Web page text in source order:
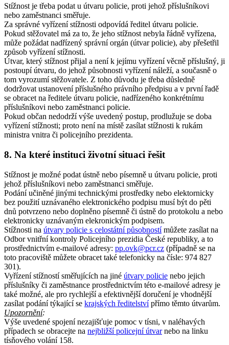
Stížnost je třeba podat u útvaru policie, proti jehož příslušníkovi
nebo zaměstnanci směřuje.
Za správné vyřízení stížnosti odpovídá ředitel útvaru policie.
Pokud stěžovatel má za to, že jeho stížnost nebyla řádně vyřízena,
může požádat nadřízený správní orgán (útvar policie), aby přešetřil
způsob vyřízení stížnosti.
Útvar, který stížnost přijal a není k jejímu vyřízení věcně příslušný, ji
postoupí útvaru, do jehož působnosti vyřízení náleží, a současně o
tom vyrozumí stěžovatele. Z toho důvodu je třeba důsledně
dodržovat ustanovení příslušného právního předpisu a v první řadě
se obracet na ředitele útvaru policie, nadřízeného konkrétnímu
příslušníkovi nebo zaměstnanci policie.
Pokud občan nedodrží výše uvedený postup, prodlužuje se doba
vyřízení stížnosti; proto není na místě zasílat stížnosti k rukám
ministra vnitra či policejního prezidenta.
8. Na které instituci životní situaci řešit
Stížnost je možné podat ústně nebo písemně u útvaru policie, proti
jehož příslušníkovi nebo zaměstnanci směřuje.
Podání učiněné jinými technickými prostředky nebo elektornicky
bez použití uznávaného elektronického podpisu musí být do pěti
dnů potvrzeno nebo doplněno písemně či ústně do protokolu a nebo
elektronicky uznávaným elekronickým podpisem.
Stížnosti na útvary policie s celostátní působnostímůžete zasílat na
Odbor vnitřní kontroly Policejního prezidia České republiky, a to
prostřednictvím e-mailové adresy: pp.ovk@pcr.cz (případně se na
toto pracoviště můžete obracet také telefonicky na čísle: 974 827
301).
Vyřízení stížností směřujících na jiné útvary policie nebo jejich
příslušníky či zaměstnance prostřednictvím této e-mailové adresy je
také možné, ale pro rychlejší a efektivnější doručení je vhodnější
zasílat podání týkající se krajských ředitelstvípřímo těmto útvarům.
Upozornění:
Výše uvedené spojení nezajišťuje pomoc v tísni, v naléhavých
případech se obracejte na nejbližší policejní útvarnebo na linku
tísňového volání 158.